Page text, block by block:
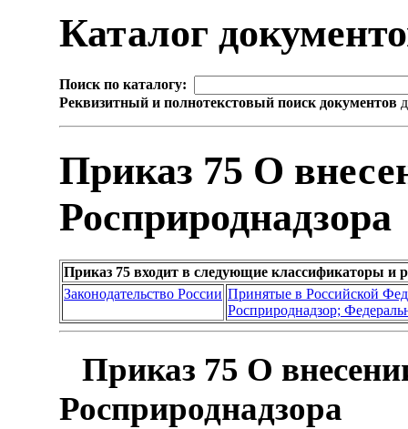
Каталог
Поиск по каталогу:
Реквизитный и полнотекстовый поиск документов
Приказ 75 О
Росприроднадзора
Приказ 75 входит в следующие классификаторы и
Законодательство России Принятые в Российской
Росприроднадзор;
Приказ 75 О
Росприроднадзора